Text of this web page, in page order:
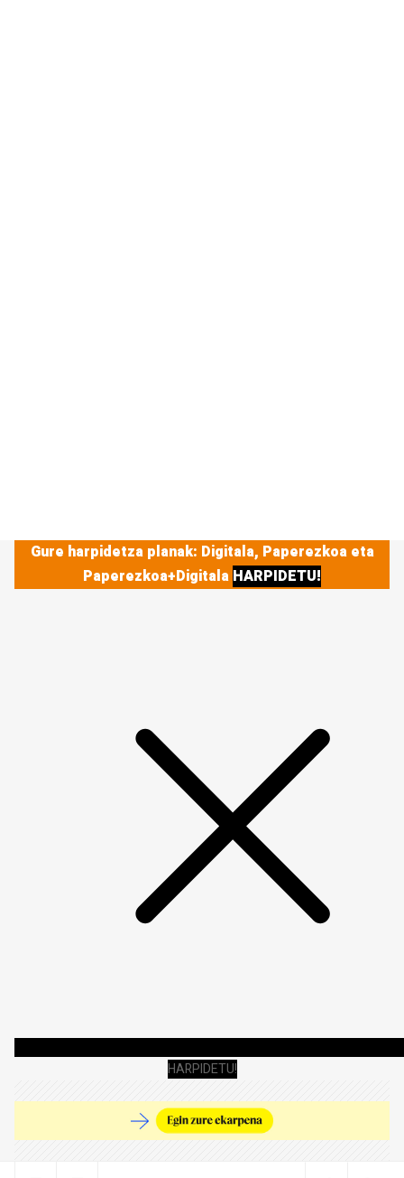
Gure harpidetza planak: Digitala, Paperezkoa eta
Paperezkoa+Digitala HARPIDETU!
HARPIDETU!